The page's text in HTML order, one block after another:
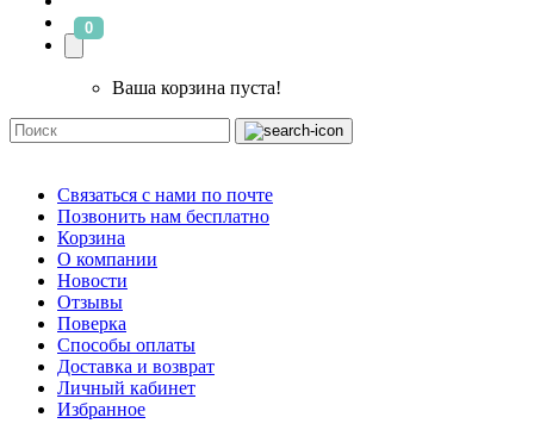
0
Ваша корзина пуста!
Связаться с нами по почте
Позвонить нам бесплатно
Корзина
О компании
Новости
Отзывы
Поверка
Способы оплаты
Доставка и возврат
Личный кабинет
Избранное